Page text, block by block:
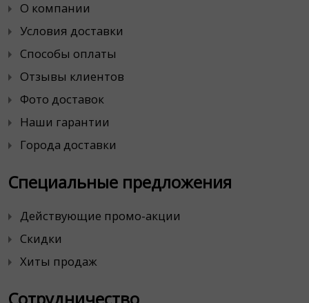
О компании
Условия доставки
Способы оплаты
Отзывы клиентов
Фото доставок
Наши гарантии
Города доставки
Специальные предложения
Действующие промо-акции
Скидки
Хиты продаж